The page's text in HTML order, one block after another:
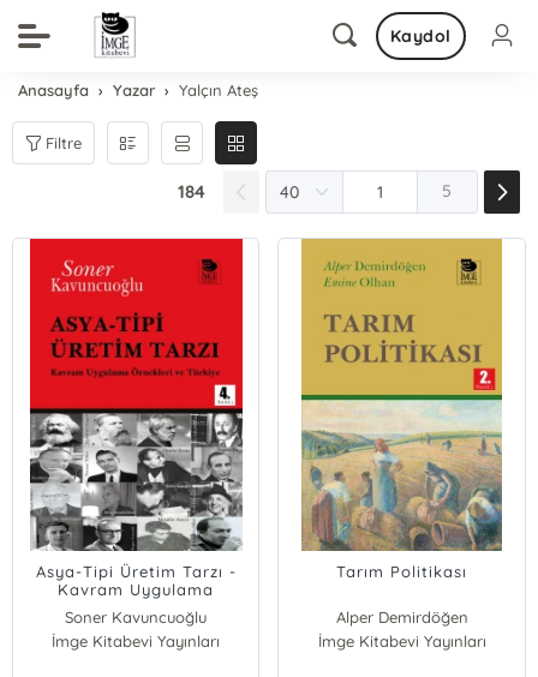
Kaydol
Anasayfa Yazar Yalçın Ateş
Filtre
184 5
Asya-Tipi Üretim Tarzı -
Kavram Uygulama
Örnekleri ve Türkiye
Soner Kavuncuoğlu
İmge Kitabevi Yayınları
Tarım Politikası
Alper Demirdöğen
Emine Olhan
İmge Kitabevi Yayınları